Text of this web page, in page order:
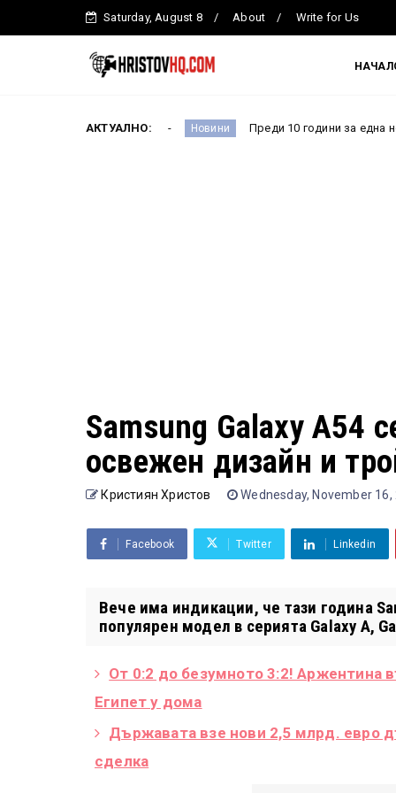
Saturday, August 8 About Write for Us
АКТУАЛНО:
Новини Преди 10 години за една нощ всичко
Samsung Galaxy A54
освежен дизайн и
Кристиян Христов Wednesday, November
Facebook Twitter Linkedin
Вече има индикации, че тази година
популярен модел в серията Galaxy A,
От 0:2 до безумното 3:2! Аржентина
Египет у дома
Държавата взе нови 2,5 млрд. евро
сделка